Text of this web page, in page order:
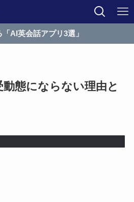
AI英会話アプリ3選」
動態にならない理由と